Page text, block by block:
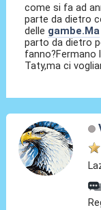
come si fa ad
parte da dietro
delle gambe.Ma
parto da dietro
fanno?Fermano
Taty,ma ci